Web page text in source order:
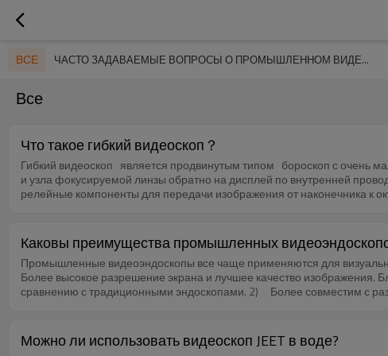
ВСЕ ЧАСТО ЗАДАВАЕМЫЕ ВОПРОСЫ О ПРОМЫШЛЕННОМ ВИДЕОСКОПЕ
Все
Что такое гибкий видеоскоп？
Гибкий видеоскоп является продвинутым типом бороскоп с очень
и узла фокусируемой линзы обратно на дисплей по внутренней
релейные компоненты для передачи изображения от наконечника к
различных областях применения.
Каковы преимущества промышленных
Промышленные видеоэндоскопы все чаще применяются для
Более высокое разрешение экрана и лучшее качество изображения.
сравнению с традиционными эндоскопами. 2) Более совместим с различными проверяемыми мишенями. В соответствии с полем зрения, направлением просмотра и расстоянием, видеоскоп
может достигать 190°. Изогнутую часть проверяемого трубопровода легко пройти. 4) Джойстик управления артикуляцией. Артикуляция зонда управляется джойстиком.
управлять им только пальцем. 5) Прочность вставной трубки значительно повышается. Традиционная трубка из нержавеющей стали была заменена трубкой с вольфрамовой оплеткой, которая
Можно ли использовать видеоскоп JEET в воде?